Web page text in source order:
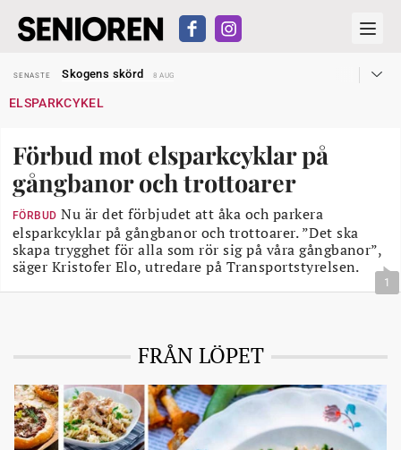
SENASTE
Skogens skörd
8 AUG
SENASTE
Reform för äldre kan bli slag i luften
SENASTE
Snart kan telefonförsäljning förbjudas i Sverige
SENASTE
Hyror rusar ifrån äldres bostadstillägg
28 JUL
SENASTE
Skogens skörd 8 AUG
ELSPARKCYKEL
Förbud mot elsparkcyklar på
gångbanor och trottoarer
FÖRBUD Nu är det förbjudet att åka och parkera
elsparkcyklar på gångbanor och trottoarer. ”Det ska
skapa trygghet för alla som rör sig på våra gångbanor”,
säger Kristofer Elo, utredare på Transportstyrelsen.
1
FRÅN LÖPET